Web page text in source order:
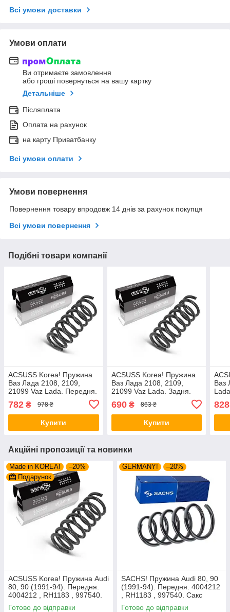
Всі умови доставки
Умови оплати
Ви отримаєте замовлення
або гроші повернуться на вашу картку
Детальніше
Післяплата
Оплата на рахунок
на карту Приватбанку
Всі умови оплати
Умови повернення
Повернення товару впродовж 14 днів за рахунок покупця
Всі умови повернення
Подібні товари компанії
ACSUSS Korea! Пружина
Ваз Лада 2108, 2109,
21099 Vaz Lada. Передня.
Аксусс Корея
782 ₴ 978 ₴
Купити
ACSUSS Korea! Пружина
Ваз Лада 2108, 2109,
21099 Vaz Lada. Задня.
Аксусс Корея
690₴ 863 ₴
Купити
Ваз
828
Акційні пропозиції та новинки
Made in KOREA!
–20%
Подарунок
ACSUSS Korea! Пружина Audi
80, 90 (1991-94). Передня.
4004212 , RH1183 , 997540.
Аксусс Корея
Готово до відправки
GERMANY! –20%
SACHS! Пружина Audi 80, 90
(1991-94). Передня. 4004212
, RH1183 , 997540. Сакс
Готово до відправки